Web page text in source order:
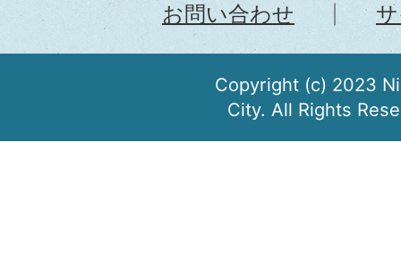
お問い合わせ
Copyright (c) 2023
City. All Rights